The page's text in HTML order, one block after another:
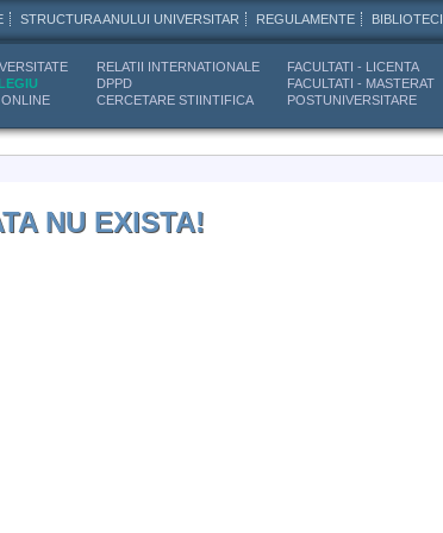
STRUCTURA ANULUI UNIVERSITAR REGULAMENTE BIBLIOTECI
RELATII INTERNATIONALE
DPPD
CERCETARE STIINTIFICA
FACULTATI - LICENTA
FACULTATI - MASTERAT
POSTUNIVERSITARE
NU EXISTA!